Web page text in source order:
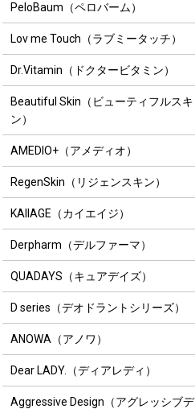
PeloBaum（ペロバーム）
Lov me Touch（ラブミータッチ）
Dr.Vitamin（ドクタービタミン）
Beautiful Skin（ビューティフルスキ
ン）
AMEDIO+（アメディオ）
RegenSkin（リジェンスキン）
KAIIAGE（カイエイジ）
Derpharm（デルファーマ）
QUADAYS（キュアデイズ）
D series（デオドラントシリーズ）
ANOWA（アノワ）
Dear LADY.（ディアレディ）
Aggressive Design（アグレッシブデ